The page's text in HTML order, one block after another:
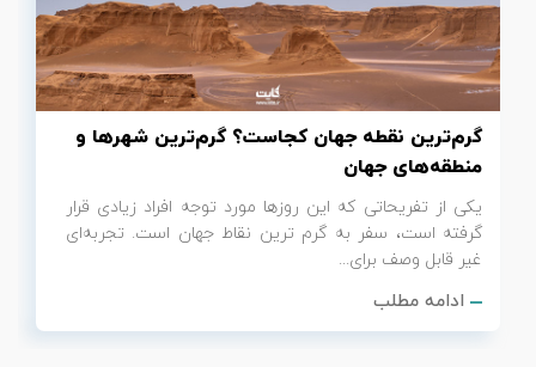
گرم‌ترین نقطه جهان کجاست؟ گرم‌ترین شهرها و
منطقه‌های جهان
یکی از تفریحاتی که این روزها مورد توجه افراد زیادی قرار
گرفته است، سفر به گرم ترین نقاط جهان است. تجربه‌ای
غیر قابل وصف برای...
ادامه مطلب
تور سوباتان
تور مرداب هسل
تور کاشان